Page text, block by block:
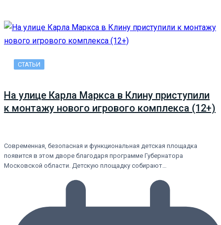
СТАТЬИ
На улице Карла Маркса в Клину приступили
к монтажу нового игрового комплекса (12+)
Современная, безопасная и функциональная детская площадка
появится в этом дворе благодаря программе Губернатора
Московской области. Детскую площадку собирают…